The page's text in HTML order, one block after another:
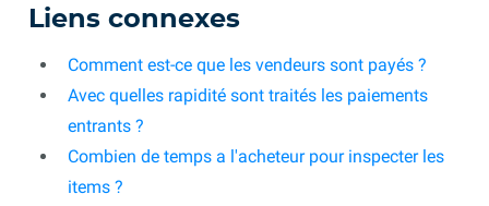
Liens connexes
Comment est-ce que les vendeurs sont payés ?
Avec quelles rapidité sont traités les paiements
entrants ?
Combien de temps a l'acheteur pour inspecter les
items ?